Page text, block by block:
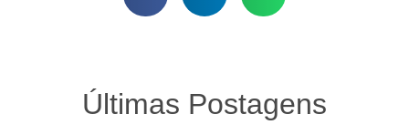
Últimas Postagens